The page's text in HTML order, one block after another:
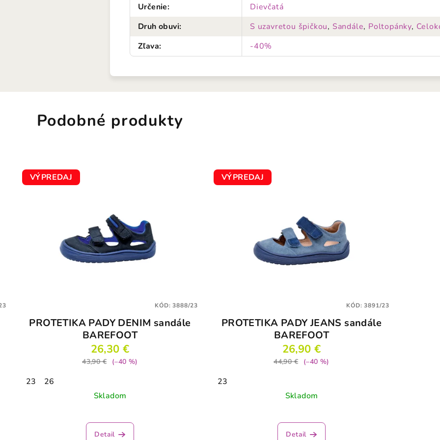
Určenie:
Dievčatá
Druh obuvi: S uzavretou špičkou, Sandále, Poltopánky,
Zľava: -40%
Podobné produkty
VÝPREDAJ
PROTETIKA PADY DENIM sandále
BAREFOOT
26,30 €
43,90 € (–40 %)
23
26
Skladom
Detail
KÓD:3888/23
VÝPREDAJ
PROTETIKA PADY JEANS sandále
BAREFOOT
26,90 €
44,90 € (–40 %)
23
Skladom
Detail
KÓD:3891/23